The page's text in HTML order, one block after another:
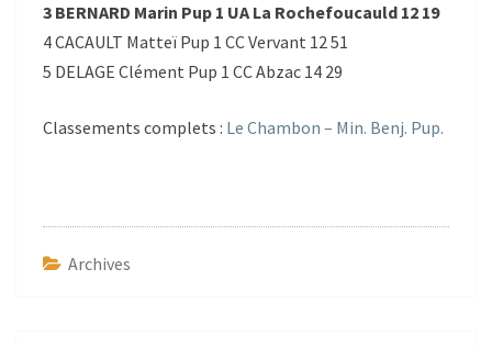
3 BERNARD Marin Pup 1 UA La Rochefoucauld 12 19
4 CACAULT Matteï Pup 1 CC Vervant 12 51
5 DELAGE Clément Pup 1 CC Abzac 14 29
Classements complets : Le Chambon – Min. Benj. Pup.
Archives